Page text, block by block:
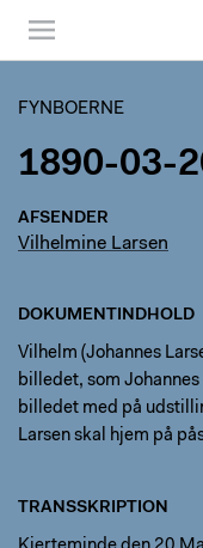
FYNBOERNE
1890-03-
AFSENDER
Vilhelmine Larsen
DOKUMENTINDHOLD
Vilhelm (Johannes
billedet, som
billedet med på
Larsen skal hjem på
TRANSSKRIPTION